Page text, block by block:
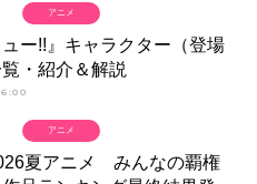
ュー!!』キャラクター（登場
・紹介＆解説
アニメ
夏アニメ みんなの覇権
アニメ